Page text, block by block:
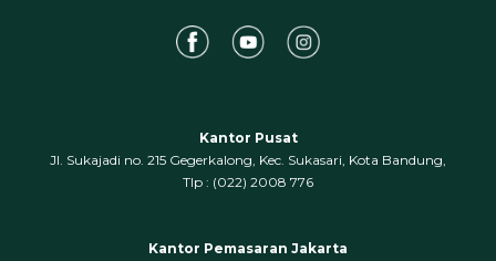
Kantor Pusat
Jl. Sukajadi no. 215 Gegerkalong, Kec. Sukasari, Kota Bandung,
‍Tlp : (022) 2008 776
Kantor Pemasaran Jakarta